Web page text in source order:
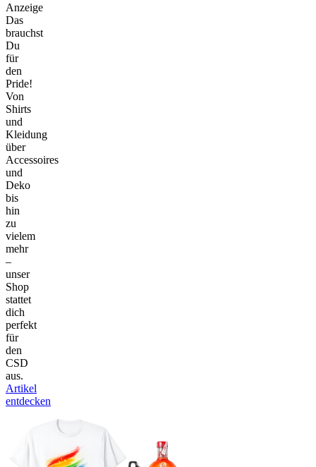
Anzeige
Das
brauchst
Du
für
den
Pride!
Von
Shirts
und
Kleidung
über
Accessoires
und
Deko
bis
hin
zu
vielem
mehr
–
unser
Shop
stattet
dich
perfekt
für
den
CSD
aus.
Artikel
entdecken